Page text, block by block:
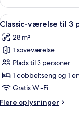
værelse
med
dobbeltseng
2
enkeltsenge
Indlæs
alle
billeder
af
Classic-
værelse
til
personer
4
Classic-værelse til 3
28 m²
1 soveværelse
Plads til 3 personer
1 dobbeltseng og 1
Gratis Wi-Fi
Flere oplysninger
Flere